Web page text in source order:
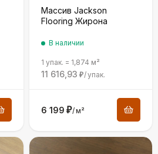
Массив Jackson
Flooring Жирона
В наличии
1 упак. = 1,874 м²
11 616,93 ₽/упак.
6 199 ₽/м²